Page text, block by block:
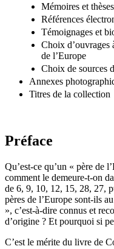
Mémoires et thèses
Références
Témoignages et
Choix d’ouvrages
de l’Europe
Choix de sources
Annexes
Titres de la collection
Préface
Qu’est-ce qu’un « père de
comment le demeure-t-on
de 6, 9, 10, 12, 15, 28, 27,
pères de l’Europe sont-ils
», c’est-à-dire connus et
d’origine ? Et pourquoi si
C’est le mérite du livre de